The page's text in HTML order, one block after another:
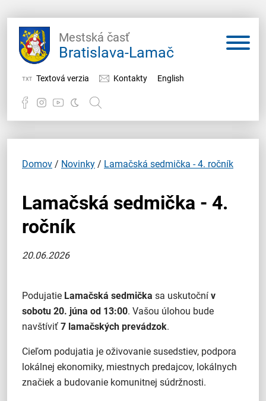
Mestská časť
Bratislava-Lamač
Textová verzia Kontakty English
Samospráva
Domov / Novinky / Lamačská sedmička - 4. ročník
Lamačská sedmička - 4.
ročník
20.06.2026
Podujatie Lamačská sedmička sa uskutoční v
sobotu 20. júna od 13:00. Vašou úlohou bude
navštíviť 7 lamačských prevádzok.
Cieľom podujatia je oživovanie susedstiev, podpora
lokálnej ekonomiky, miestnych predajcov, lokálnych
značiek a budovanie komunitnej súdržnosti.